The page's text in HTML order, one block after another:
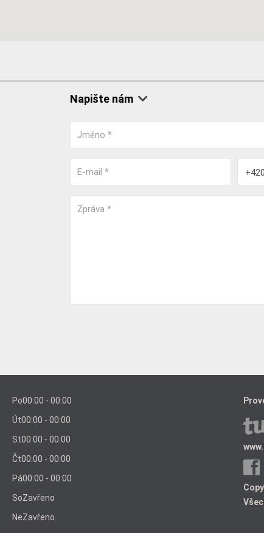
Napište nám
Jméno *
E-mail *
Zpráva *
Po00:00 - 00:00
Út00:00 - 00:00
St00:00 - 00:00
Čt00:00 - 00:00
Pá00:00 - 00:00
SoZavřeno
NeZavřeno